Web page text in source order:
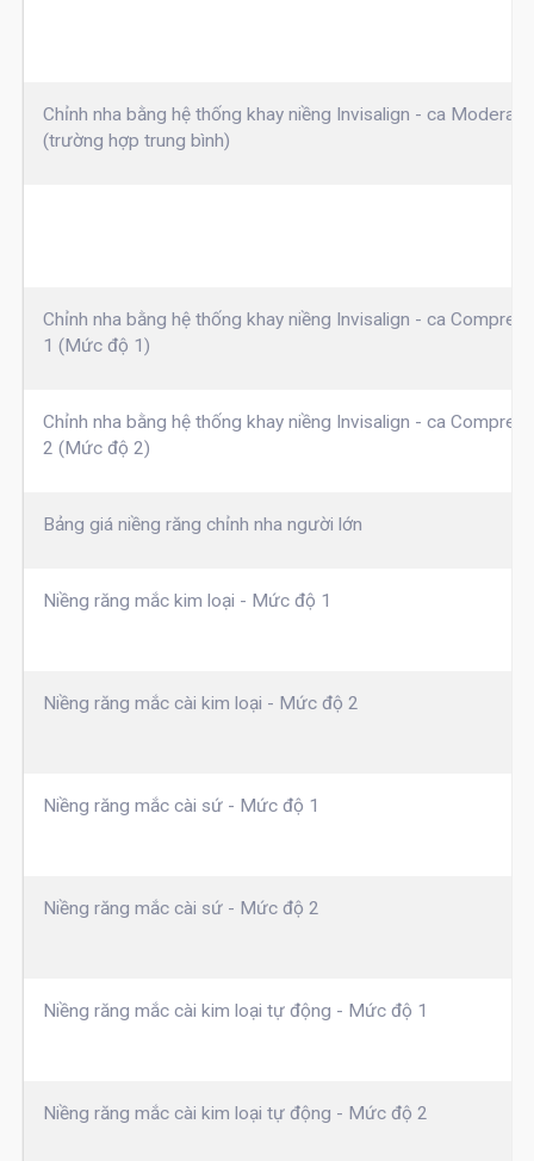
Chỉnh nha bằng hệ thống khay niềng Invisalign - ca Moderate
(trường hợp trung bình)
Chỉnh nha bằng hệ thống khay niềng Invisalign - ca
1 (Mức độ 1)
Chỉnh nha bằng hệ thống khay niềng Invisalign - ca
2 (Mức độ 2)
Bảng giá niềng răng chỉnh nha người lớn
Niềng răng mắc kim loại - Mức độ 1
Niềng răng mắc cài kim loại - Mức độ 2
Niềng răng mắc cài sứ - Mức độ 1
Niềng răng mắc cài sứ - Mức độ 2
Niềng răng mắc cài kim loại tự động - Mức độ 1
Niềng răng mắc cài kim loại tự động - Mức độ 2